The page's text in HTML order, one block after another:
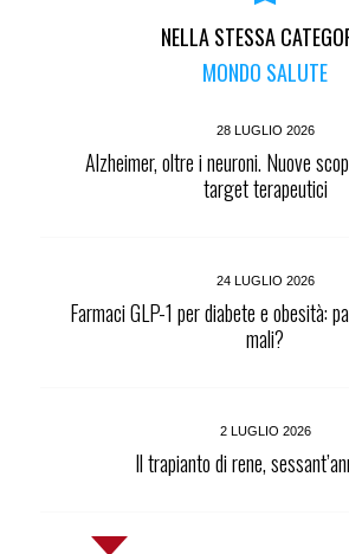
NELLA STESSA
MONDO SALUTE
28 LUGLIO 2026
Alzheimer, oltre i neuroni. Nuove
target terapeutici
24 LUGLIO 2026
Farmaci GLP-1 per diabete e obesità:
mali?
2 LUGLIO 2026
Il trapianto di rene,